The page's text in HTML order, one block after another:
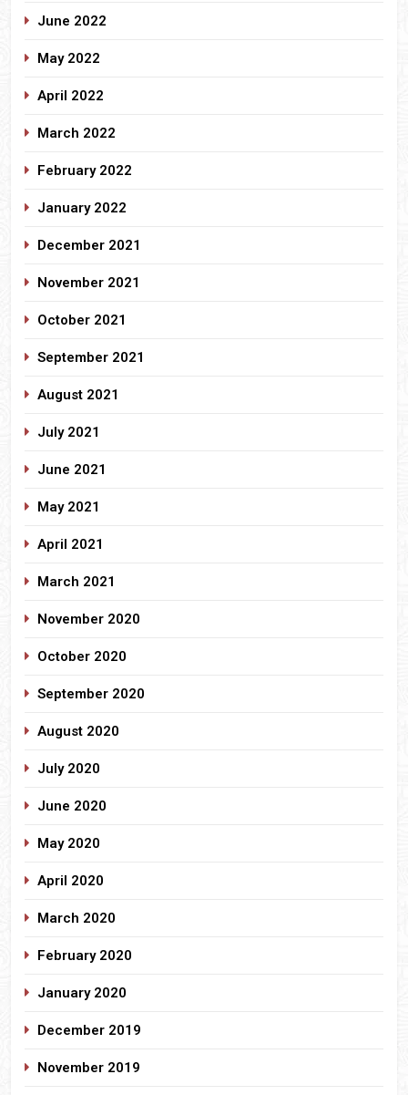
June 2022
May 2022
April 2022
March 2022
February 2022
January 2022
December 2021
November 2021
October 2021
September 2021
August 2021
July 2021
June 2021
May 2021
April 2021
March 2021
November 2020
October 2020
September 2020
August 2020
July 2020
June 2020
May 2020
April 2020
March 2020
February 2020
January 2020
December 2019
November 2019